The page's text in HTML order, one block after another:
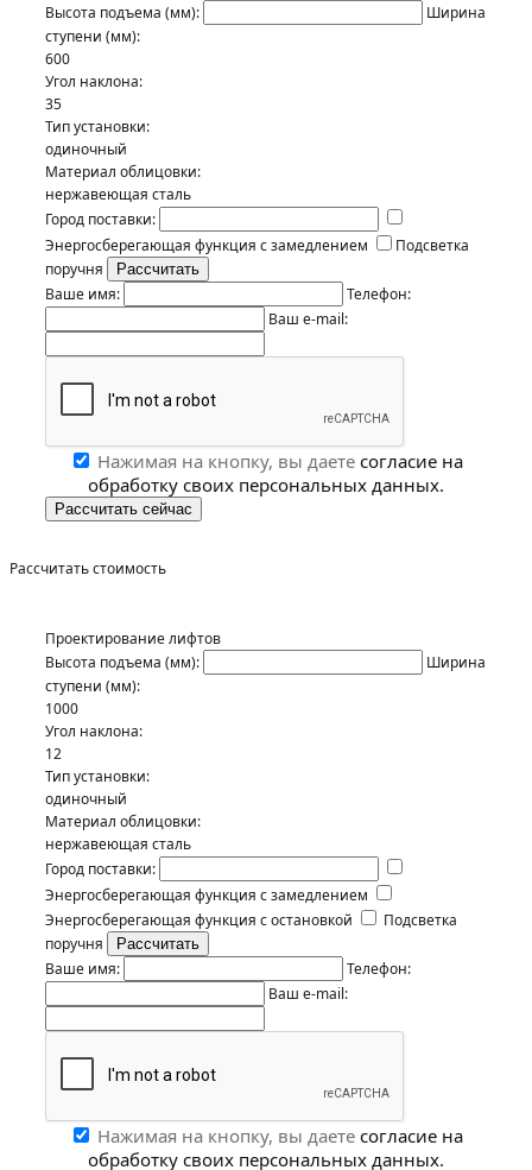
Высота подъема (мм):
Ширина
ступени (мм):
600
Угол наклона:
35
Тип установки:
одиночный
Материал облицовки:
нержавеющая сталь
Город поставки:
Энергосберегающая функция с замедлением
Подсветка
поручня
Ваше имя:
Телефон:
Ваш e-mail:
Нажимая на кнопку, вы даете согласие на
обработку своих персональных данных.
Рассчитать стоимость
Проектирование лифтов
Высота подъема (мм):
Ширина
ступени (мм):
1000
Угол наклона:
12
Тип установки:
одиночный
Материал облицовки:
нержавеющая сталь
Город поставки:
Энергосберегающая функция с замедлением
Энергосберегающая функция с остановкой
Подсветка
поручня
Ваше имя:
Телефон:
Ваш e-mail:
Нажимая на кнопку, вы даете согласие на
обработку своих персональных данных.